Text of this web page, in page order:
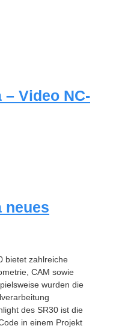
– Video NC-
neues
bietet zahlreiche
CAM sowie
wurden die
des SR30 ist die
in einem Projekt